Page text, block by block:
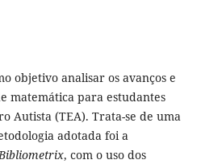
objetivo analisar os avanços e
matemática para estudantes
Autista (TEA). Trata-se de uma
adotada foi a
, com o uso dos